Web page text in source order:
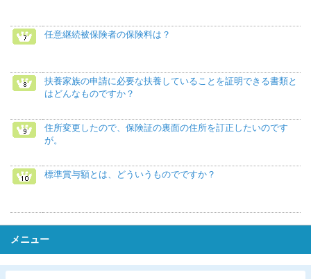
任意継続被保険者の保険料は？
扶養家族の申請に必要な扶養していることを証明できる書類と
はどんなものですか？
住所変更したので、保険証の裏面の住所を訂正したいのです
が。
標準賞与額とは、どういうものでですか？
メニュー